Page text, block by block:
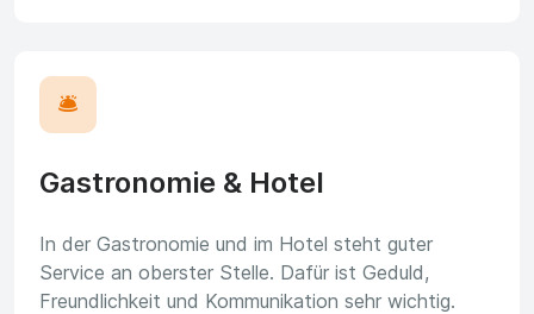
🛎️
Gastronomie & Hotel
In der Gastronomie und im Hotel steht guter
Service an oberster Stelle. Dafür ist Geduld,
Freundlichkeit und Kommunikation sehr wichtig.